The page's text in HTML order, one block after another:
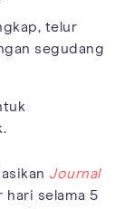
telur
segudang
Journal
hari selama 5